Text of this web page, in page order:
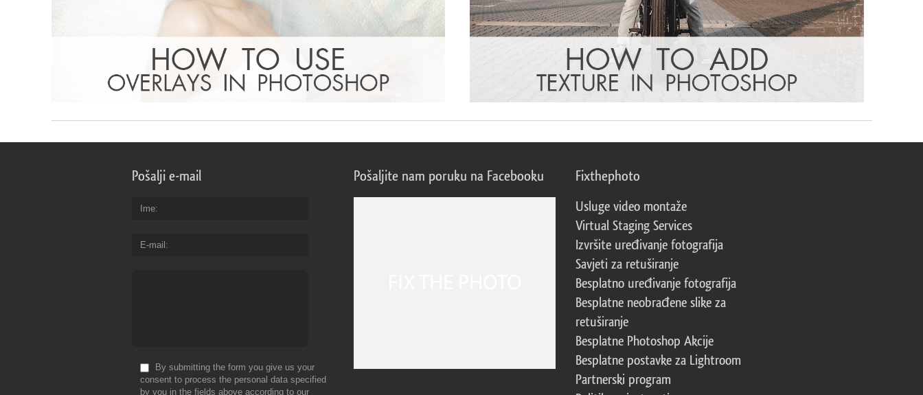
Pošalji e-mail
Ime
E-mail
By submitting the form you give us your
consent to process the personal data specified
by you in the fields above according to our
Pošaljite nam poruku na Facebooku Fixthephoto
Usluge video montaže
Virtual Staging Services
Izvršite uređivanje fotografija
Savjeti za retuširanje
Besplatno uređivanje fotografija
Besplatne neobrađene slike za
retuširanje
Besplatne Photoshop Akcije
Besplatne postavke za Lightroom
Partnerski program